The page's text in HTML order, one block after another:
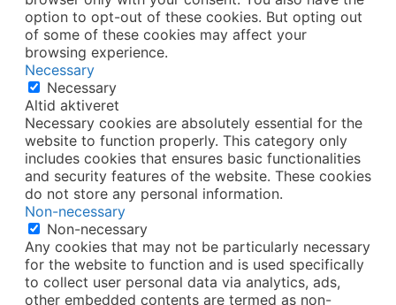
option to opt-out of these cookies. But opting out
of some of these cookies may affect your
browsing experience.
Necessary
Necessary
Altid aktiveret
Necessary cookies are absolutely essential for the
website to function properly. This category only
includes cookies that ensures basic functionalities
and security features of the website. These cookies
do not store any personal information.
Non-necessary
Non-necessary
Any cookies that may not be particularly necessary
for the website to function and is used specifically
to collect user personal data via analytics, ads,
other embedded contents are termed as non-